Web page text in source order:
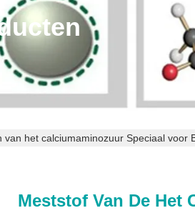
het calciumaminozuur Speciaal voor
Meststof Van De Het